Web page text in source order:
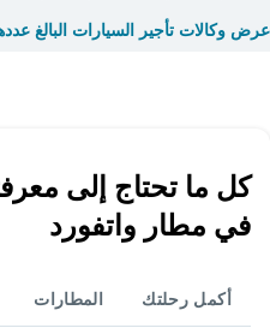
عرض وكالات تأجير السيارات البالغ عددها
كل ما تحتاج إلى
في مطار واتفورد
أكمل رحلتك المطارات